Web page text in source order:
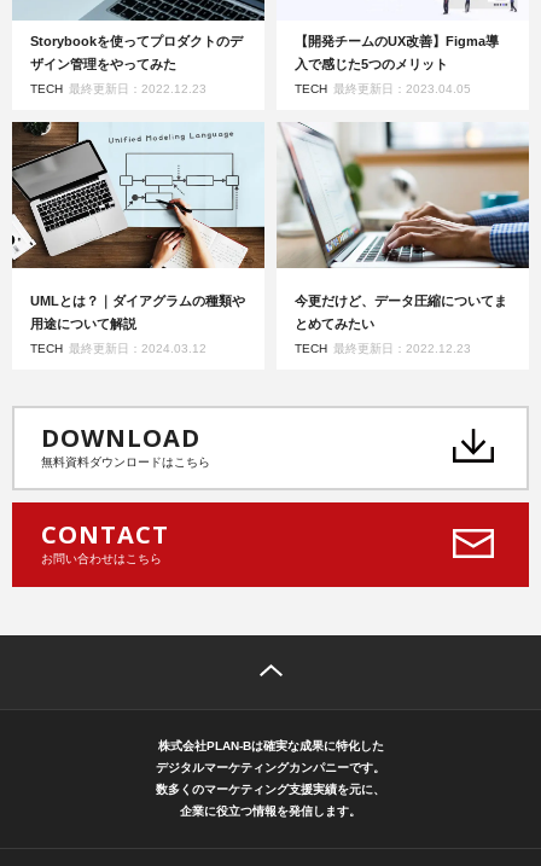
Storybookを使ってプロダクトのデ
ザイン管理をやってみた
TECH 最終更新日：2022.12.23
【開発チームのUX改善】Figma導
入で感じた5つのメリット
TECH 最終更新日：2023.04.05
UMLとは？｜ダイアグラムの種類や
用途について解説
TECH 最終更新日：2024.03.12
今更だけど、データ圧縮についてま
とめてみたい
TECH 最終更新日：2022.12.23
DOWNLOAD
無料資料ダウンロードはこちら
CONTACT
お問い合わせはこちら
株式会社PLAN-Bは確実な成果に特化した
デジタルマーケティングカンパニーです。
数多くのマーケティング支援実績を元に、
企業に役立つ情報を発信します。